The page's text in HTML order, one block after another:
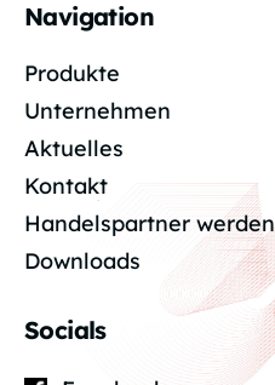
Navigation
Produkte
Unternehmen
Aktuelles
Kontakt
Handelspartner werden
Downloads
Socials